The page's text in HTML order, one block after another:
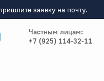
заявку на почту.
Частным лицам:
+7 (925) 114-32-11